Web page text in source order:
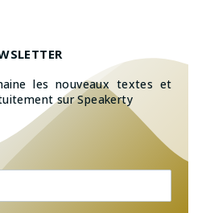
les nouveaux textes et
sur Speakerty